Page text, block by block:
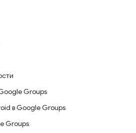
Groups
в Google Groups
Groups